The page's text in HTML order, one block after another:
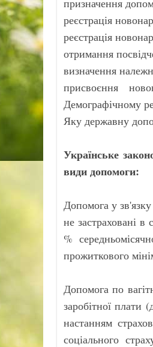
призначення
реєстрація
реєстрація
отримання
визначення
присвоєння
Демографічному
Яку державну
Українське
види допомоги:
Допомога у
не застраховані в
%
прожиткового
Допомога по
заробітної плати
настанням
соціального